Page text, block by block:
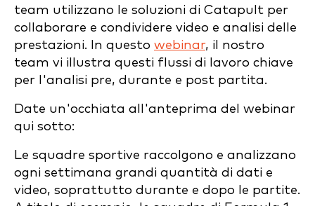
team utilizzano le soluzioni di Catapult per
collaborare e condividere video e analisi delle
prestazioni. In questo webinar, il nostro
team vi illustra questi flussi di lavoro chiave
per l'analisi pre, durante e post partita.
Date un'occhiata all'anteprima del webinar
qui sotto:
Le squadre sportive raccolgono e analizzano
ogni settimana grandi quantità di dati e
video, soprattutto durante e dopo le partite.